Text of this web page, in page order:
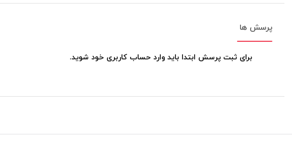
پرسش ها
برای ثبت پرسش ابتدا باید وارد حساب کاربری خود شوید.